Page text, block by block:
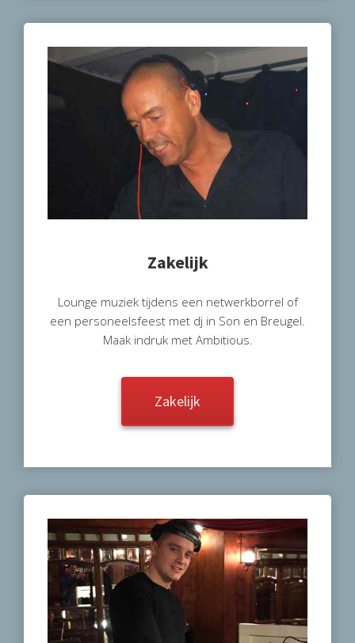
Zakelijk
Lounge muziek tijdens een netwerkborrel of
een personeelsfeest met dj in Son en Breugel.
Maak indruk met Ambitious.
Zakelijk